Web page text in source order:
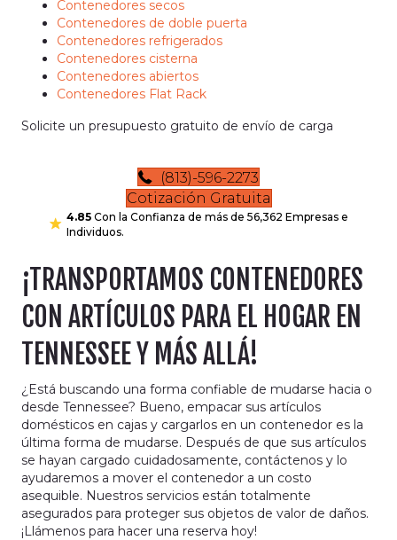
Contenedores secos
Contenedores de doble puerta
Contenedores refrigerados
Contenedores cisterna
Contenedores abiertos
Contenedores Flat Rack
Solicite un presupuesto gratuito de envío de carga
(813)-596-2273
Cotización Gratuita
4.85 Con la Confianza de más de 56,362 Empresas e
Individuos.
¡TRANSPORTAMOS CONTENEDORES
CON ARTÍCULOS PARA EL HOGAR EN
TENNESSEE Y MÁS ALLÁ!
¿Está buscando una forma confiable de mudarse hacia o
desde Tennessee? Bueno, empacar sus artículos
domésticos en cajas y cargarlos en un contenedor es la
última forma de mudarse. Después de que sus artículos
se hayan cargado cuidadosamente, contáctenos y lo
ayudaremos a mover el contenedor a un costo
asequible. Nuestros servicios están totalmente
asegurados para proteger sus objetos de valor de daños.
¡Llámenos para hacer una reserva hoy!